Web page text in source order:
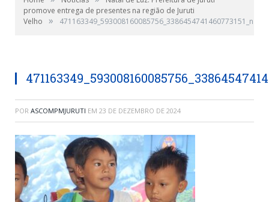
promove entrega de presentes na região de Juruti
Velho
» 471163349_593008160085756_3386454741460773151_n
POR ASCOMPMJURUTI EM 23 DE DEZEMBRO DE 2024